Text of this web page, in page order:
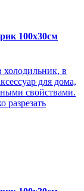
100х30см
в
для дома,
свойствами.
разрезать